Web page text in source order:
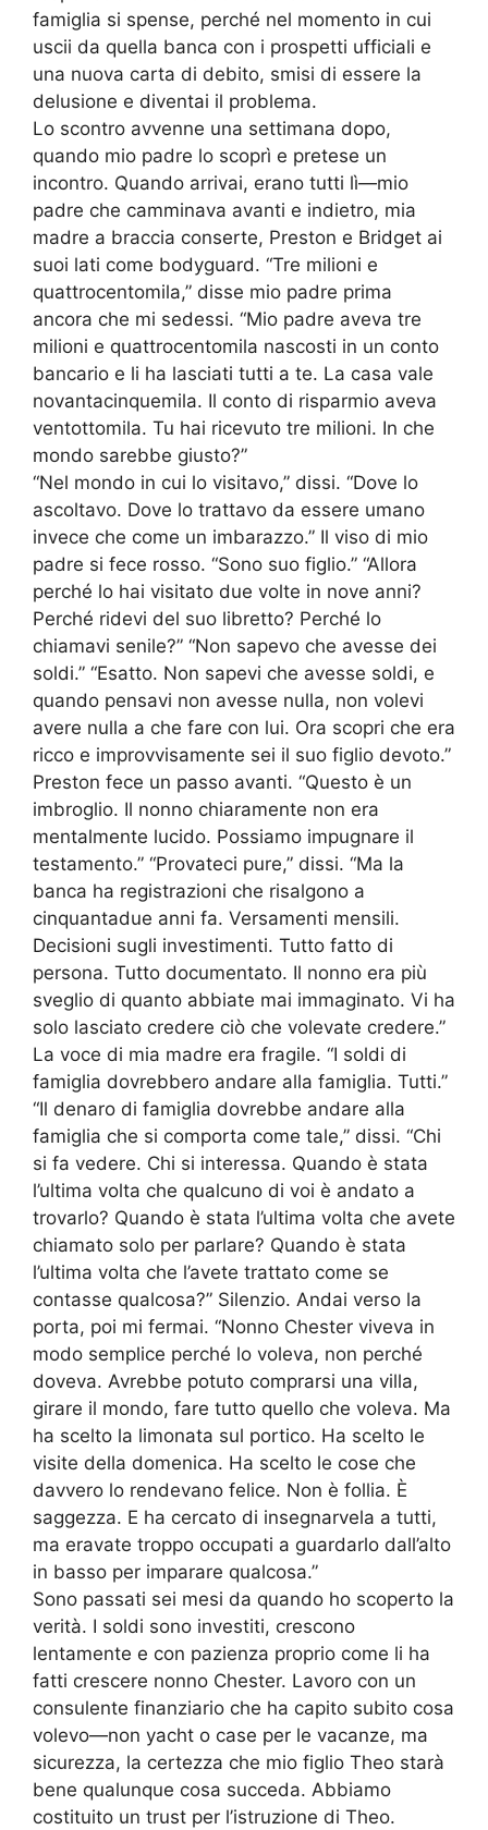
famiglia si spense, perché nel momento in cui
uscii da quella banca con i prospetti ufficiali e
una nuova carta di debito, smisi di essere la
delusione e diventai il problema.
Lo scontro avvenne una settimana dopo,
quando mio padre lo scoprì e pretese un
incontro. Quando arrivai, erano tutti lì—mio
padre che camminava avanti e indietro, mia
madre a braccia conserte, Preston e Bridget ai
suoi lati come bodyguard. “Tre milioni e
quattrocentomila,” disse mio padre prima
ancora che mi sedessi. “Mio padre aveva tre
milioni e quattrocentomila nascosti in un conto
bancario e li ha lasciati tutti a te. La casa vale
novantacinquemila. Il conto di risparmio aveva
ventottomila. Tu hai ricevuto tre milioni. In che
mondo sarebbe giusto?”
“Nel mondo in cui lo visitavo,” dissi. “Dove lo
ascoltavo. Dove lo trattavo da essere umano
invece che come un imbarazzo.” Il viso di mio
padre si fece rosso. “Sono suo figlio.” “Allora
perché lo hai visitato due volte in nove anni?
Perché ridevi del suo libretto? Perché lo
chiamavi senile?” “Non sapevo che avesse dei
soldi.” “Esatto. Non sapevi che avesse soldi, e
quando pensavi non avesse nulla, non volevi
avere nulla a che fare con lui. Ora scopri che era
ricco e improvvisamente sei il suo figlio devoto.”
Preston fece un passo avanti. “Questo è un
imbroglio. Il nonno chiaramente non era
mentalmente lucido. Possiamo impugnare il
testamento.” “Provateci pure,” dissi. “Ma la
banca ha registrazioni che risalgono a
cinquantadue anni fa. Versamenti mensili.
Decisioni sugli investimenti. Tutto fatto di
persona. Tutto documentato. Il nonno era più
sveglio di quanto abbiate mai immaginato. Vi ha
solo lasciato credere ciò che volevate credere.”
La voce di mia madre era fragile. “I soldi di
famiglia dovrebbero andare alla famiglia. Tutti.”
“Il denaro di famiglia dovrebbe andare alla
famiglia che si comporta come tale,” dissi. “Chi
si fa vedere. Chi si interessa. Quando è stata
l’ultima volta che qualcuno di voi è andato a
trovarlo? Quando è stata l’ultima volta che avete
chiamato solo per parlare? Quando è stata
l’ultima volta che l’avete trattato come se
contasse qualcosa?” Silenzio. Andai verso la
porta, poi mi fermai. “Nonno Chester viveva in
modo semplice perché lo voleva, non perché
doveva. Avrebbe potuto comprarsi una villa,
girare il mondo, fare tutto quello che voleva. Ma
ha scelto la limonata sul portico. Ha scelto le
visite della domenica. Ha scelto le cose che
davvero lo rendevano felice. Non è follia. È
saggezza. E ha cercato di insegnarvela a tutti,
ma eravate troppo occupati a guardarlo dall’alto
in basso per imparare qualcosa.”
Sono passati sei mesi da quando ho scoperto la
verità. I soldi sono investiti, crescono
lentamente e con pazienza proprio come li ha
fatti crescere nonno Chester. Lavoro con un
consulente finanziario che ha capito subito cosa
volevo—non yacht o case per le vacanze, ma
sicurezza, la certezza che mio figlio Theo starà
bene qualunque cosa succeda. Abbiamo
costituito un trust per l’istruzione di Theo.